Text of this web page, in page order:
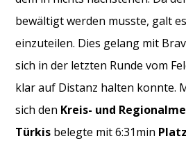
bewältigt werden musste, galt
einzuteilen. Dies gelang mit
sich in der letzten Runde vom
klar auf Distanz halten konnte.
sich den Kreis- und
Türkis belegte mit 6:31min